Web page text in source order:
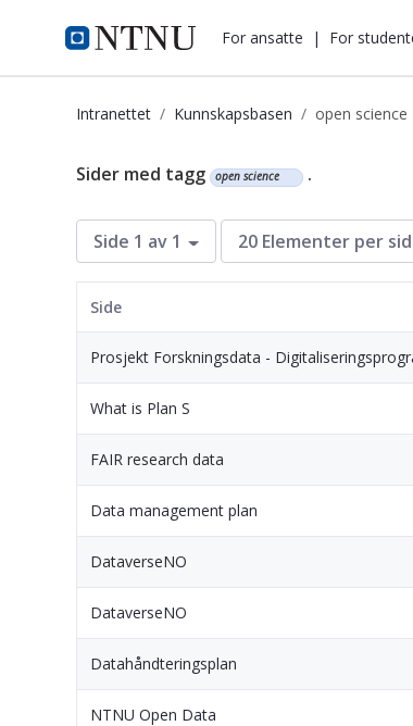
i.ntnu.no For ansatte | For
Intranettet Kunnskapsbasen open science
Kunnskapsbasen
Sider med tagg open science .
Side 1 av 1 20 Elementer per
Side
Prosjekt Forskningsdata -
What is Plan S
FAIR research data
Data management plan
DataverseNO
DataverseNO
Datahåndteringsplan
NTNU Open Data